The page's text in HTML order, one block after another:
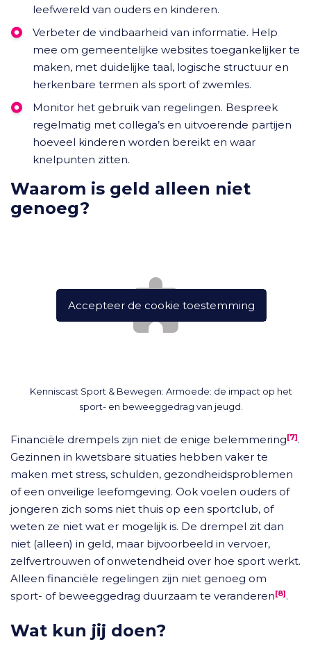
leefwereld van ouders en kinderen.
Verbeter de vindbaarheid van informatie. Help
mee om gemeentelijke websites toegankelijker te
maken, met duidelijke taal, logische structuur en
herkenbare termen als sport of zwemles.
Monitor het gebruik van regelingen. Bespreek
regelmatig met collega’s en uitvoerende partijen
hoeveel kinderen worden bereikt en waar
knelpunten zitten.
Waarom is geld alleen niet
genoeg?
Accepteer de cookie toestemming
Kenniscast Sport & Bewegen: Armoede: de impact op het
sport- en beweeggedrag van jeugd.
Financiële drempels zijn niet de enige belemmering[7].
Gezinnen in kwetsbare situaties hebben vaker te
maken met stress, schulden, gezondheidsproblemen
of een onveilige leefomgeving. Ook voelen ouders of
jongeren zich soms niet thuis op een sportclub, of
weten ze niet wat er mogelijk is. De drempel zit dan
niet (alleen) in geld, maar bijvoorbeeld in vervoer,
zelfvertrouwen of onwetendheid over hoe sport werkt.
Alleen financiële regelingen zijn niet genoeg om
sport- of beweeggedrag duurzaam te veranderen[8].
Wat kun jij doen?